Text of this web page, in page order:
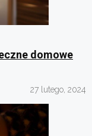
domowe
27 lutego, 2024